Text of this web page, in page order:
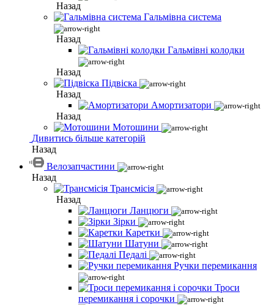
Назад
Гальмівна система
Назад
Гальмівні колодки
Назад
Підвіска
Назад
Амортизатори
Назад
Мотошини
Дивитись більше категорій
Назад
Велозапчастини
Назад
Трансмісія
Назад
Ланцюги
Зірки
Каретки
Шатуни
Педалі
Ручки перемикання
Троси
перемикання і сорочки